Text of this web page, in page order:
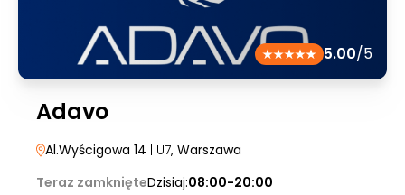
5.00/5
Adavo
Al.Wyścigowa 14 | U7, Warszawa
Teraz zamknięteDzisiaj:08:00-20:00